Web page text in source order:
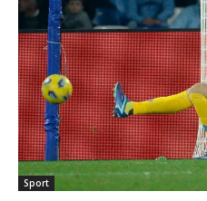
Sport